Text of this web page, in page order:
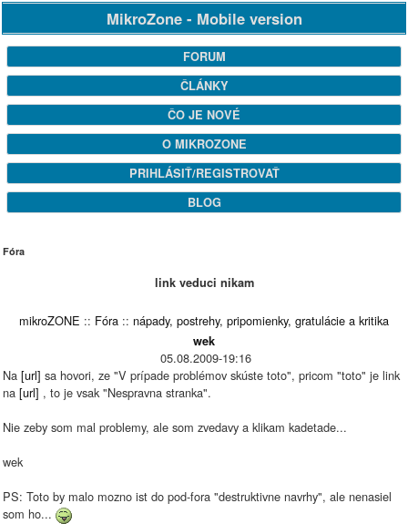
MikroZone - Mobile version
FORUM
ČLÁNKY
ČO JE NOVÉ
O MIKROZONE
PRIHLÁSIŤ/REGISTROVAŤ
BLOG
Fóra
link veduci nikam
mikroZONE :: Fóra :: nápady, postrehy, pripomienky, gratulácie a kritika
wek
05.08.2009-19:16
Na [url] sa hovori, ze "V prípade problémov skúste toto", pricom "toto" je link
na [url] , to je vsak "Nespravna stranka".
Nie zeby som mal problemy, ale som zvedavy a klikam kadetade...
wek
PS: Toto by malo mozno ist do pod-fora "destruktivne navrhy", ale nenasiel
som ho...